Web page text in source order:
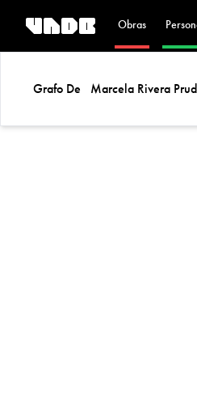
Obras
Grafo De Marcela Rivera